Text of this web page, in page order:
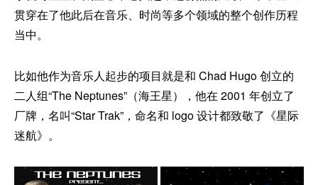
贯穿在了他此后在音乐、时尚等多个领域的整个创作历程
当中。
比如他作为音乐人起步的项目就是和 Chad Hugo 创立的
二人组“The Neptunes”（海王星），他在 2001 年创立了
厂牌，名叫“Star Trak”，命名和 logo 设计都致敬了《星际
迷航》。